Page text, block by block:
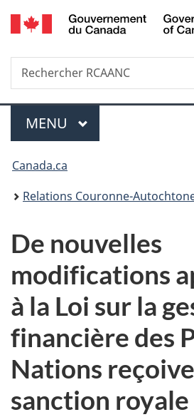
au
à
du
à
Recherche
Rechercher
RCAANC
Menu
MENU PRINCIPAL
Vous
êtes
Canada.ca
Relations Couronne-Autochtones et
De nouvelles
modifications
à la Loi sur la
financière des
Nations
sanction royale